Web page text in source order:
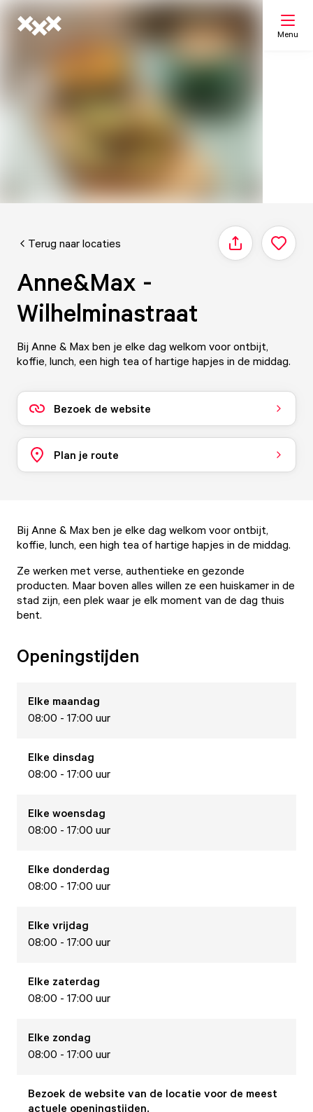
Menu
Terug naar locaties Delen
Anne&Max -
Wilhelminastraat
Bij Anne & Max ben je elke dag welkom voor ontbijt,
koffie, lunch, een high tea of hartige hapjes in de middag.
Bezoek de website
Plan je route
Bij Anne & Max ben je elke dag welkom voor ontbijt,
koffie, lunch, een high tea of hartige hapjes in de middag.
Ze werken met verse, authentieke en gezonde
producten. Maar boven alles willen ze een huiskamer in de
stad zijn, een plek waar je elk moment van de dag thuis
bent.
Openingstijden
Elke maandag
08:00 - 17:00 uur
Elke dinsdag
08:00 - 17:00 uur
Elke woensdag
08:00 - 17:00 uur
Elke donderdag
08:00 - 17:00 uur
Elke vrijdag
08:00 - 17:00 uur
Elke zaterdag
08:00 - 17:00 uur
Elke zondag
08:00 - 17:00 uur
Bezoek de website van de locatie voor de meest
actuele openingstijden.